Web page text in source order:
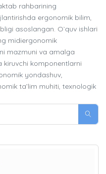
rahbarining
ergonomik bilim,
asoslangan. O`quv ishlari
midiergonomik
mazmuni va amalga
kiruvchi komponentlarni
yondashuv,
ta’lim muhiti, texnologik